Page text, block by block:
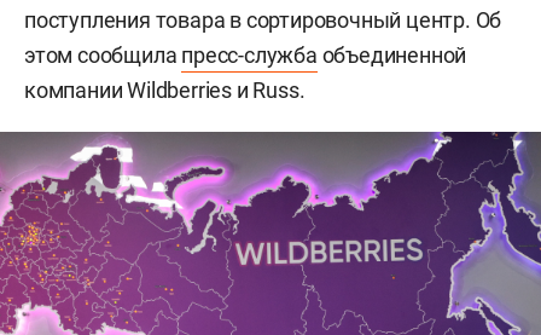
поступления товара в сортировочный центр. Об
этом сообщила пресс-служба объединенной
компании Wildberries и Russ.